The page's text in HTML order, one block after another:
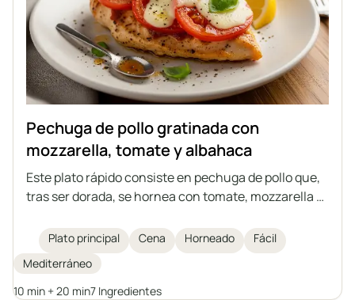
Pechuga de pollo gratinada con
mozzarella, tomate y albahaca
Este plato rápido consiste en pechuga de pollo que,
tras ser dorada, se hornea con tomate, mozzarella y
excelente opción para el almuerzo o la cena.
Plato principal Cena Horneado
Fácil
Mediterráneo
10 min + 20 min7 Ingredientes